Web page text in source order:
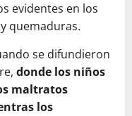
evidentes en los
quemaduras.
se difundieron
donde los niños
maltratos
los